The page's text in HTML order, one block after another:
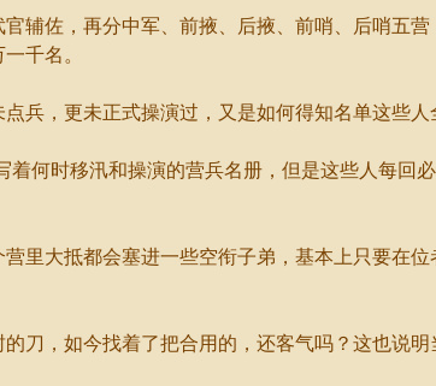
佐，再分中军、前掖、后掖、前哨、后哨五营
千名。
，更未正式操演过，又是如何得知名单这些人
何时移汛和操演的营兵名册，但是这些人每回
大抵都会塞进一些空衔子弟，基本上只要在位
，如今找着了把合用的，还客气吗？这也说明